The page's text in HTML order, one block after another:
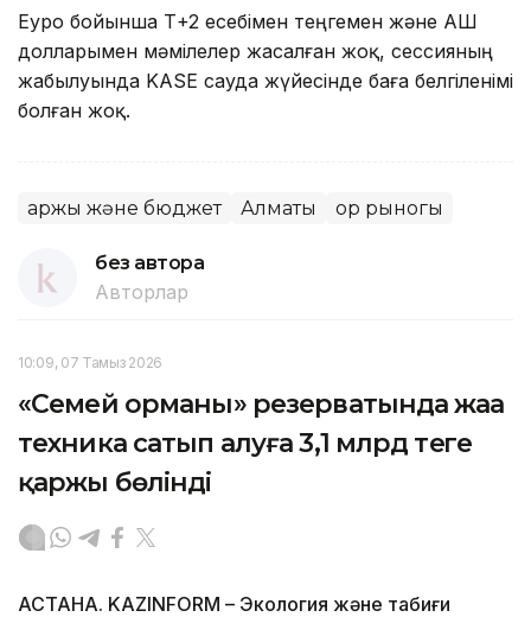
Еуро бойынша Т+2 есебімен теңгемен және АҚШ
долларымен мәмілелер жасалған жоқ, сессияның
жабылуында KASE сауда жүйесінде баға белгіленімі
болған жоқ.
Қаржы және бюджет Алматы Қор рыногы
без автора
Авторлар
10:09, 07 Тамыз 2026
«Семей орманы» резерватында жаңа
техника сатып алуға 3,1 млрд теңге
қаржы бөлінді
АСТАНА. KAZINFORM – Экология және табиғи